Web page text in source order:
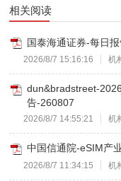
相关阅读
国泰海通证券-每日
2026/8/7 15:16:16 机
dun&bradstreet-
告-260807
2026/8/7 14:55:21 机
中国信通院-eSIM产
2026/8/7 11:34:15 机